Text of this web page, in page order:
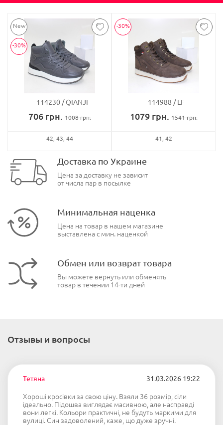
-30%
114230 QIANJI
706грн. 1008грн.
42 43 44
-30%
114988 LF
1079грн. 1541грн.
41 42
Доставка по Украине
Цена за доставку не зависит
от числа пар в посылке
Минимальная наценка
Цена на товар в нашем магазине
выставлена с мин. наценкой
Обмен или возврат товара
Вы можете вернуть или обменять
товар в течении 14-ти дней
Отзывы и вопросы
Тетяна 31.03.2026 19:22
Хороші кросівки за свою ціну. Взяли 36 розмір, сіли
ідеально. Підошва виглядає масивною, але насправді
вони легкі. Кольори практичні, не будуть маркими для
вулиці. Син задоволений, каже, що дуже зручні.